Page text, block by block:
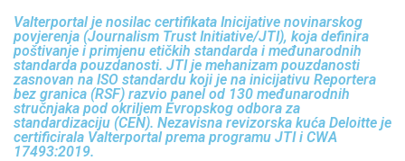
Valterportal je nosilac certifikata Inicijative novinarskog
povjerenja (Journalism Trust Initiative/JTI), koja definira
poštivanje i primjenu etičkih standarda i međunarodnih
standarda pouzdanosti. JTI je mehanizam pouzdanosti
zasnovan na ISO standardu koji je na inicijativu Reportera
bez granica (RSF) razvio panel od 130 međunarodnih
stručnjaka pod okriljem Evropskog odbora za
standardizaciju (CEN). Nezavisna revizorska kuća Deloitte je
certificirala Valterportal prema programu JTI i CWA
17493:2019.